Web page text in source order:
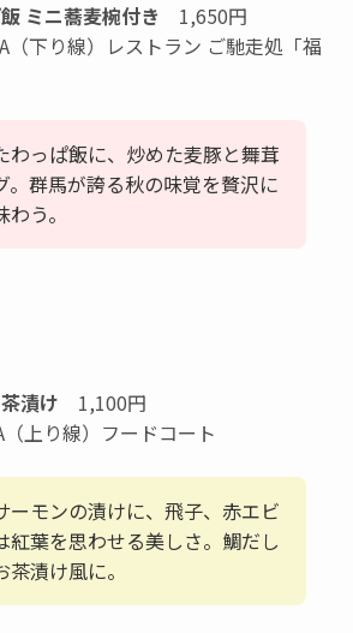
ミニ蕎麦椀付き 1,650円
下り線）レストラン ご馳走処「福
っぱ飯に、炒めた麦豚と舞茸
。群馬が誇る秋の味覚を贅沢に
う。
漬け 1,100円
上り線）フードコート
モンの漬けに、飛子、赤エビ
紅葉を思わせる美しさ。鯛だし
漬け風に。